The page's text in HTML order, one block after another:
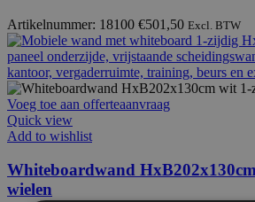
Artikelnummer: 18100 €501,50 Excl. BTW
Voeg toe aan offerteaanvraag
Quick view
Add to wishlist
Whiteboardwand
wielen